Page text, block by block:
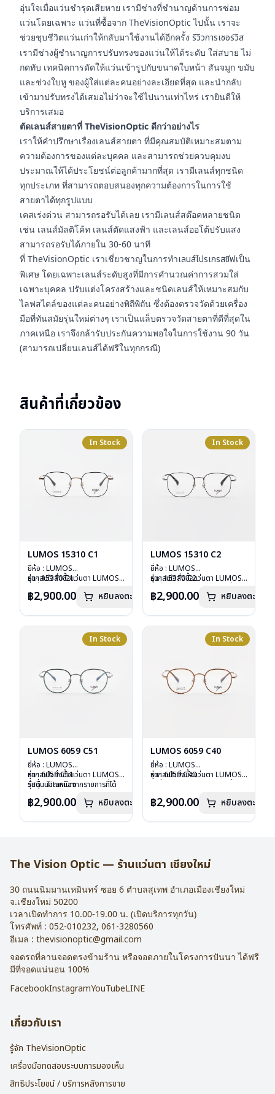
อุ่นใจเมื่อแว่นชำรุดเสียหาย เรามีช่างที่ชำนาญด้านการซ่อม
แว่นโดยเฉพาะ แว่นที่ซื้อจาก TheVisionOptic ไปนั้น เราจะ
ช่วยชุบชีวิตแว่นเก่าให้กลับมาใช้งานได้อีกครั้ง รีวิวการเซอร์วิส
เรามีช่างผู้ชำนาญการปรับทรงของแว่นให้ได้ระดับ ใส่สบาย ไม่
กดทับ เทคนิคการดัดให้แว่นเข้ารูปกับขนาดใบหน้า สันจมูก ขมับ
และช่วงใบหู ของผู้ใส่แต่ละคนอย่างละเอียดที่สุด และนำกลับ
เข้ามาปรับทรงได้เสมอไม่ว่าจะใช้ไปนานเท่าไหร่ เรายินดีให้
บริการเสมอ
ตัดเลนส์สายตาที่ TheVisionOptic ดีกว่าอย่างไร
เราให้คำปรึกษาเรื่องเลนส์สายตา ที่มีคุณสมบัติเหมาะสมตาม
ความต้องการของแต่ละบุคคล และสามารถช่วยควบคุมงบ
ประมาณให้ได้ประโยชน์ต่อลูกค้ามากที่สุด เรามีเลนส์ทุกชนิด
ทุกประเภท ที่สามารถตอบสนองทุกความต้องการในการใช้
สายตาได้ทุกรูปแบบ
เคสเร่งด่วน สามารถรอรับได้เลย เรามีเลนส์สต๊อคหลายชนิด
เช่น เลนส์มัลติโค้ท เลนส์ตัดแสงฟ้า และเลนส์ออโต้ปรับแสง
สามารถรอรับได้ภายใน 30-60 นาที
ที่ TheVisionOptic เราเชี่ยวชาญในการทำเลนส์โปรเกรสซีฟเป็น
พิเศษ โดยเฉพาะเลนส์ระดับสูงที่มีการคำนวณค่าการสวมใส่
เฉพาะบุคคล ปรับแต่งโครงสร้างและชนิดเลนส์ให้เหมาะสมกับ
ไลฟสไตล์ของแต่ละคนอย่างพิถีพิถัน ซึ่งต้องตรวจวัดด้วยเครื่อง
มือที่ทันสมัยรุ่นใหม่ต่างๆ เราเป็นแล็บตรวจวัดสายตาที่ดีที่สุดใน
ภาคเหนือ เราจึงกล้ารับประกันความพอใจในการใช้งาน 90 วัน
(สามารถเปลี่ยนเลนส์ได้ฟรีในทุกกรณี)
สินค้าที่เกี่ยวข้อง
In Stock
LUMOS 15310 C1
ยี่ห้อ : LUMOS
รุ่น : 15310 C1
เลนส์ : Demo Lens
น้ำหนัก : 16 กรัม
อุปกรณ์ : กล่องแว่น , ผ้าเช็ดแว่น
หากสนใจสั่งชื้อแว่นตา LUMOS
ลงไว้กรุณาติดต่อเราคลิก
฿2,900.00 หยิบลงตะกร้า
In Stock
LUMOS 15310 C2
ยี่ห้อ : LUMOS
รุ่น : 15310 C2
เลนส์ : Demo Lens
น้ำหนัก : 16 กรัม
อุปกรณ์ : กล่องแว่น , ผ้าเช็ดแว่น
หากสนใจสั่งชื้อแว่นตา LUMOS
ลงไว้กรุณาติดต่อเราคลิก
฿2,900.00 หยิบลงตะกร้า
In Stock
LUMOS 6059 C51
ยี่ห้อ : LUMOS
รุ่น : 6059 C51
วัสดุ : Titanium
บานพับ : ไม่มีสปริง
อุปกรณ์ : กล่องแว่น , ผ้าเช็ดแว่น
หากสนใจสั่งชื้อแว่นตา LUMOS
รุ่นอื่นนอกเหนือจากรายการที่ได้
฿2,900.00 หยิบลงตะกร้า
In Stock
LUMOS 6059 C40
ยี่ห้อ : LUMOS
รุ่น : 6059 C40
บานพับ : ไม่มีสปริง
อุปกรณ์ : กล่องแว่น , ผ้าเช็ดแว่น
หากสนใจสั่งชื้อแว่นตา LUMOS
฿2,900.00 หยิบลงตะกร้า
The Vision Optic — ร้านแว่นตา เชียงใหม่
30 ถนนนิมมานเหมินทร์ ซอย 6 ตำบลสุเทพ อำเภอเมืองเชียงใหม่
จ.เชียงใหม่ 50200
เวลาเปิดทำการ 10.00-19.00 น. (เปิดบริการทุกวัน)
โทรศัพท์ : 052-010232, 061-3280560
อีเมล : thevisionoptic@gmail.com
จอดรถที่ลานจอดตรงข้ามร้าน หรือจอดภายในโครงการปันนา ได้ฟรี
มีที่จอดแน่นอน 100%
FacebookInstagramYouTubeLINE
เกี่ยวกับเรา
รู้จัก TheVisionOptic
เครื่องมือทดสอบระบบการมองเห็น
สิทธิประโยชน์ / บริการหลังการขาย